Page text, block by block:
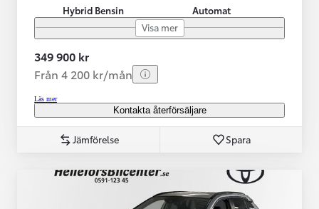
Hybrid Bensin
Automat
Visa mer
349 900 kr
Från 4 200 kr/mån
Läs mer
Kontakta återförsäljare
Jämförelse Spara